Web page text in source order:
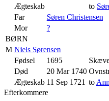
Ægteskab
to
Far
Søren Christensen
Mor
?
BØRN
M Niels Sørensen
Fødsel
1695
Død
20 Mar 1740
Ægteskab 11 Sep 1721 to
Efterkommere